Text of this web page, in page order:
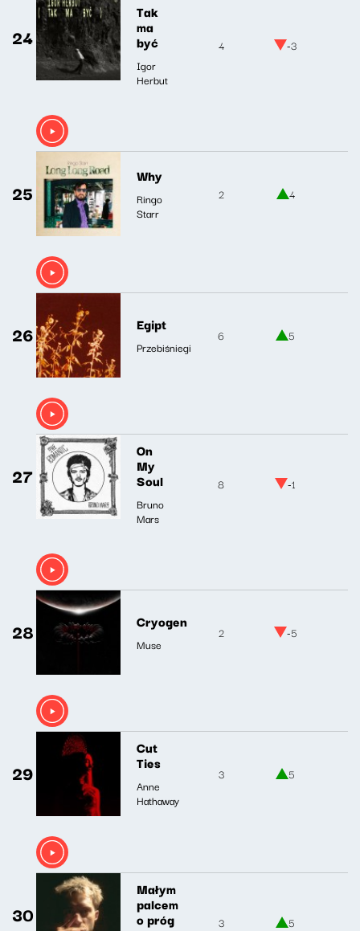
24
Tak
ma
być
Igor
Herbut
4 -3
25
Why
Ringo
Starr
2 4
26 Egipt
Przebiśniegi
6 5
27
On
My
Soul
Bruno
Mars
8 -1
28 Cryogen
Muse
2 -5
29
Cut
Ties
Anne
Hathaway
3 5
30
Małym
palcem
o próg 3 5